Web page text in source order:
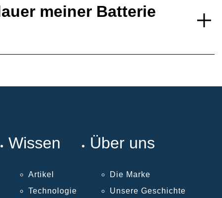
meiner Batterie
Wissen
Artikel
Technologie
Über uns
Die Marke
Unsere Geschichte